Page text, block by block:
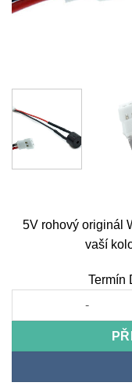
5V rohový originál
vaší
Termín
5V rohový originál